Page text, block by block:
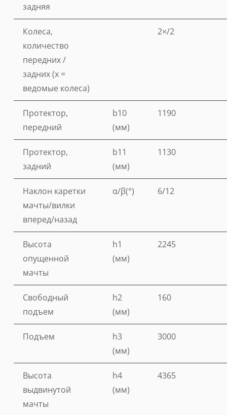
задняя
Колеса,
количество
передних /
задних (x =
ведомые колеса)
2×/2
Протектор,
передний
b10
(мм)
1190
Протектор,
задний
b11
(мм)
1130
Наклон каретки
мачты/вилки
вперед/назад
α/β(°) 6/12
Высота
опущенной
мачты
h1
(мм)
2245
Свободный
подъем
h2
(мм)
160
Подъем
h3
(мм)
3000
Высота
выдвинутой
мачты
h4
(мм)
4365